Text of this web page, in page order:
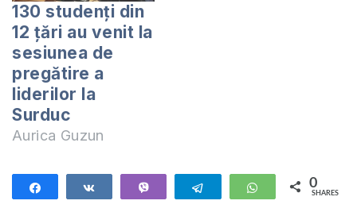
130 studenţi din
12 ţări au venit la
sesiunea de
pregătire a
liderilor la
Surduc
Aurica Guzun
Telegram WhatsApp
0
SHARES